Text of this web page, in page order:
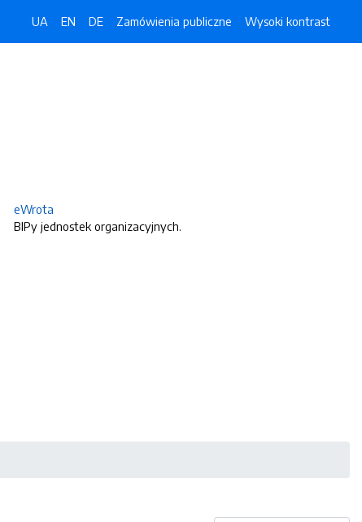
UA EN DE Zamówienia publiczne Wysoki kontrast
eWrota
BIPy jednostek organizacyjnych.